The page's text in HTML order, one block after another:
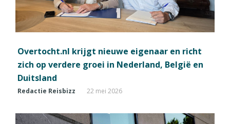
Overtocht.nl krijgt nieuwe eigenaar en richt
zich op verdere groei in Nederland, België en
Duitsland
Redactie Reisbizz 22 mei 2026